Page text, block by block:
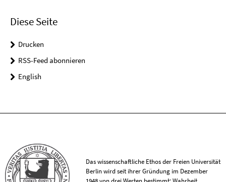
Diese Seite
Drucken
RSS-Feed abonnieren
English
Das wissenschaftliche Ethos der Freien Universität
Berlin wird seit ihrer Gründung im Dezember